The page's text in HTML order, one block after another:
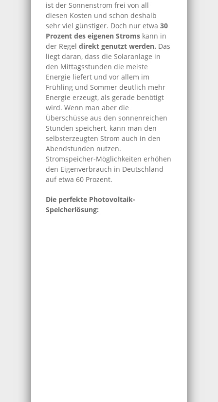
ist der Sonnenstrom frei von all
diesen Kosten und schon deshalb
sehr viel günstiger. Doch nur etwa 30
Prozent des eigenen Stroms kann in
der Regel direkt genutzt werden. Das
liegt daran, dass die Solaranlage in
den Mittagsstunden die meiste
Energie liefert und vor allem im
Frühling und Sommer deutlich mehr
Energie erzeugt, als gerade benötigt
wird. Wenn man aber die
Überschüsse aus den sonnenreichen
Stunden speichert, kann man den
selbsterzeugten Strom auch in den
Abendstunden nutzen.
Stromspeicher-Möglichkeiten erhöhen
den Eigenverbrauch in Deutschland
auf etwa 60 Prozent.
Die perfekte Photovoltaik-
Speicherlösung: